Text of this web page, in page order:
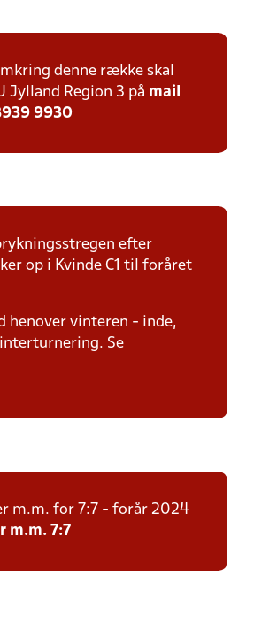
denne række skal
Jylland Region 3 på mail
9930
efter
op i Kvinde C1 til foråret
henover vinteren - inde,
Se
m.m. for 7:7 - forår 2024
m.m. 7:7